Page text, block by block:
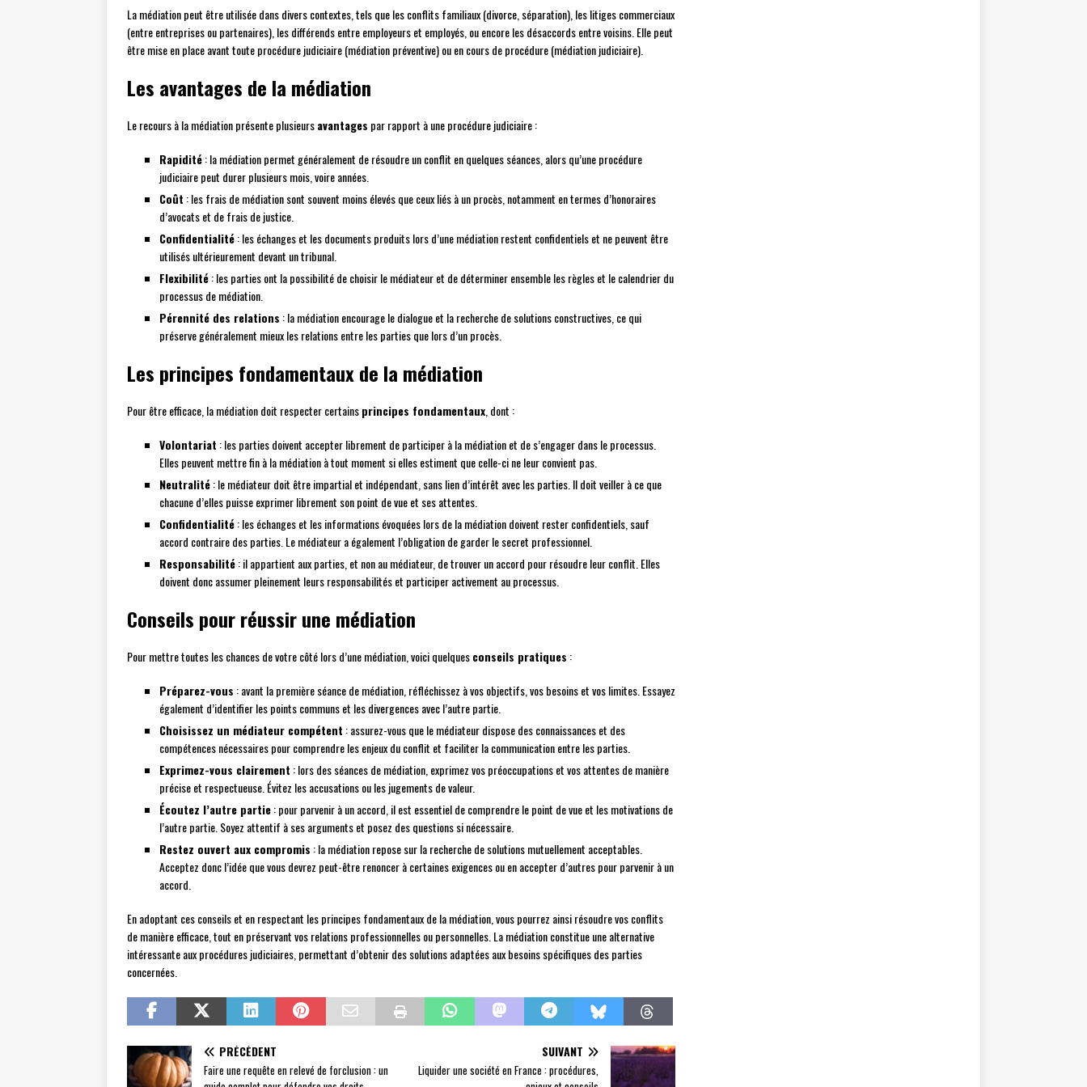
La médiation peut être utilisée dans divers contextes, tels que les conflits familiaux (divorce, séparation), les litiges commerciaux
(entre entreprises ou partenaires), les différends entre employeurs et employés, ou encore les désaccords entre voisins. Elle peut
être mise en place avant toute procédure judiciaire (médiation préventive) ou en cours de procédure (médiation judiciaire).
Les avantages de la médiation
Le recours à la médiation présente plusieursavantages par rapport à une procédure judiciaire :
Rapidité: la médiation permet généralement de résoudre un conflit en quelques séances, alors qu’une procédure
judiciaire peut durer plusieurs mois, voire années.
Coût : les frais de médiation sont souvent moins élevés que ceux liés à un procès, notamment en termes d’honoraires
d’avocats et de frais de justice.
Confidentialité: les échanges et les documents produits lors d’une médiation restent confidentiels et ne peuvent être
utilisés ultérieurement devant un tribunal.
Flexibilité: les parties ont la possibilité de choisir le médiateur et de déterminer ensemble les règles et le calendrier du
processus de médiation.
Pérennité des relations : la médiation encourage le dialogue et la recherche de solutions constructives, ce qui
préserve généralement mieux les relations entre les parties que lors d’un procès.
Les principes fondamentaux de la médiation
Pour être efficace, la médiation doit respecter certainsprincipes fondamentaux , dont :
Volontariat : les parties doivent accepter librement de participer à la médiation et de s’engager dans le processus.
Elles peuvent mettre fin à la médiation à tout moment si elles estiment que celle-ci ne leur convient pas.
Neutralité: le médiateur doit être impartial et indépendant, sans lien d’intérêt avec les parties. Il doit veiller à ce que
chacune d’elles puisse exprimer librement son point de vue et ses attentes.
Confidentialité: les échanges et les informations évoquées lors de la médiation doivent rester confidentiels, sauf
accord contraire des parties. Le médiateur a également l’obligation de garder le secret professionnel.
Responsabilité: il appartient aux parties, et non au médiateur, de trouver un accord pour résoudre leur conflit. Elles
doivent donc assumer pleinement leurs responsabilités et participer activement au processus.
Conseils pour réussir une médiation
Pour mettre toutes les chances de votre côté lors d’une médiation, voici quelquesconseils pratiques :
Préparez-vous : avant la première séance de médiation, réfléchissez à vos objectifs, vos besoins et vos limites. Essayez
également d’identifier les points communs et les divergences avec l’autre partie.
Choisissez un médiateur compétent : assurez-vous que le médiateur dispose des connaissances et des
compétences nécessaires pour comprendre les enjeux du conflit et faciliter la communication entre les parties.
Exprimez-vous clairement : lors des séances de médiation, exprimez vos préoccupations et vos attentes de manière
précise et respectueuse. Évitez les accusations ou les jugements de valeur.
Écoutez l’autre partie: pour parvenir à un accord, il est essentiel de comprendre le point de vue et les motivations de
l’autre partie. Soyez attentif à ses arguments et posez des questions si nécessaire.
Restez ouvert aux compromis : la médiation repose sur la recherche de solutions mutuellement acceptables.
Acceptez donc l’idée que vous devrez peut-être renoncer à certaines exigences ou en accepter d’autres pour parvenir à un
accord.
En adoptant ces conseils et en respectant les principes fondamentaux de la médiation, vous pourrez ainsi résoudre vos conflits
de manière efficace, tout en préservant vos relations professionnelles ou personnelles. La médiation constitue une alternative
intéressante aux procédures judiciaires, permettant d’obtenir des solutions adaptées aux besoins spécifiques des parties
concernées.
PRÉCÉDENT
Faire une requête en relevé de forclusion : un
SUIVANT
Liquider une société en France : procédures,